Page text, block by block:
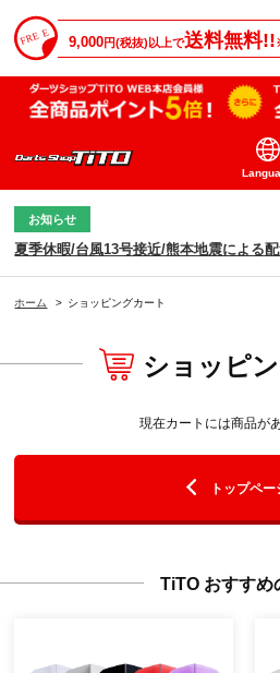
9,000円(税抜)以上で送料無料!!
お知らせ
夏季休暇/台風13号接近/熊本地震による
ホーム > ショッピングカート
ショッピ
現在カートには商品が
トップペ
TiTO おすすめ